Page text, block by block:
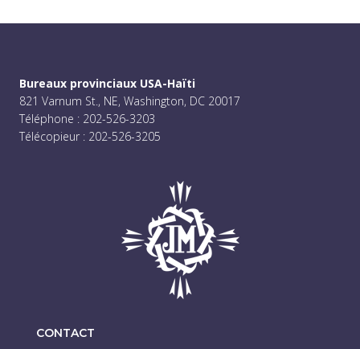
Bureaux provinciaux USA-Haïti
821 Varnum St., NE, Washington, DC 20017
Téléphone : 202-526-3203
Télécopieur : 202-526-3205
CONTACT